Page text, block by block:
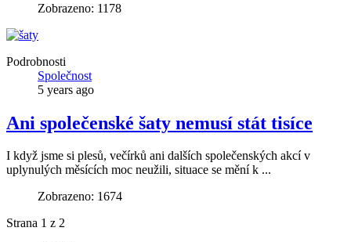
Zobrazeno: 1178
Podrobnosti
Společnost
5 years ago
Ani společenské šaty nemusí stát tisíce
I když jsme si plesů, večírků ani dalších společenských akcí v
uplynulých měsících moc neužili, situace se mění k ...
Zobrazeno: 1674
Strana 1 z 2